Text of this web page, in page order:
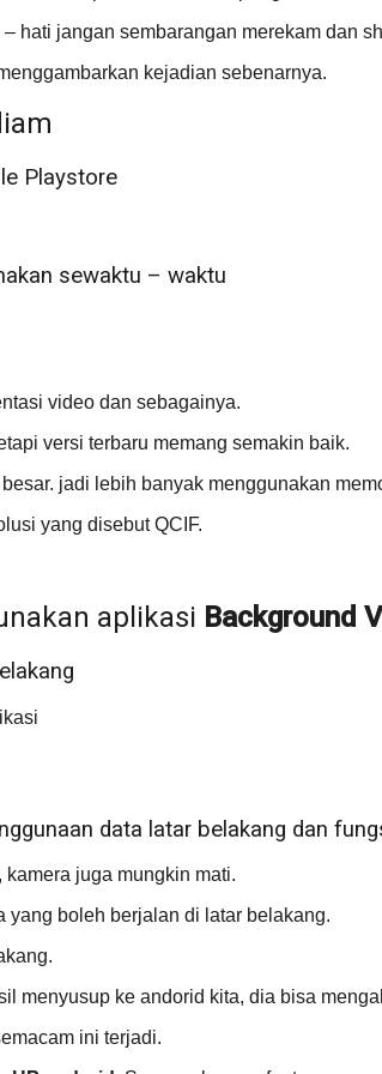
hati jangan sembarangan merekam dan
kejadian sebenarnya.
Playstore
sewaktu – waktu
video dan sebagainya.
versi terbaru memang semakin baik.
jadi lebih banyak menggunakan
yang disebut QCIF.
aplikasi Background
data latar belakang dan
juga mungkin mati.
yang boleh berjalan di latar belakang.
menyusup ke andorid kita, dia bisa
ini terjadi.